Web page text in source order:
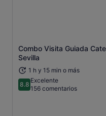
Combo Visita Guiada
Sevilla
1 h y 15 min o más
8.88.8 sobre 10
Excelente
156 comentarios